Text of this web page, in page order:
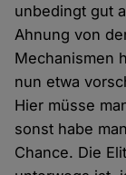
unbedingt gut
Ahnung von
Mechanismen
nun etwa
Hier müsse
sonst habe
Chance. Die